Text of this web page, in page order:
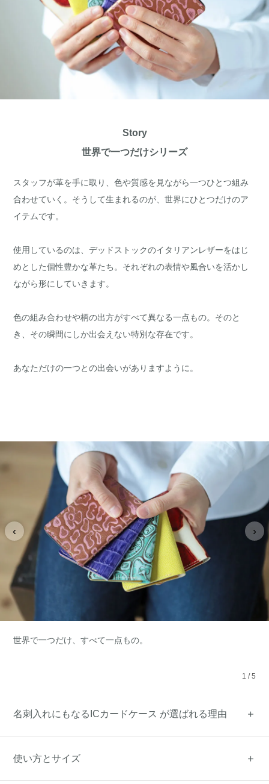
Story
世界で一つだけシリーズ
スタッフが革を手に取り、色や質感を見ながら一つひとつ組み
合わせていく。そうして生まれるのが、世界にひとつだけのア
イテムです。
使用しているのは、デッドストックのイタリアンレザーをはじ
めとした個性豊かな革たち。それぞれの表情や風合いを活かし
ながら形にしていきます。
色の組み合わせや柄の出方がすべて異なる一点もの。そのと
き、その瞬間にしか出会えない特別な存在です。
あなただけの一つとの出会いがありますように。
‹ ›
世界で一つだけ、すべて一点もの。
1 /5
名刺入れにもなるICカードケース が選ばれる理由
使い方とサイズ